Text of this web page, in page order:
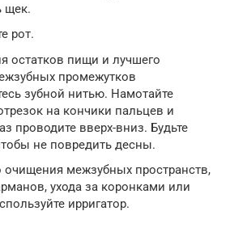
щек.
рот.
остатков пищи и лучшего
промежутков
зубной нитью. Намотайте
на кончики пальцев и
проводите вверх-вниз. Будьте
не повредить десны.
очищения межзубных пространств,
ухода за коронками или
ирригатор.